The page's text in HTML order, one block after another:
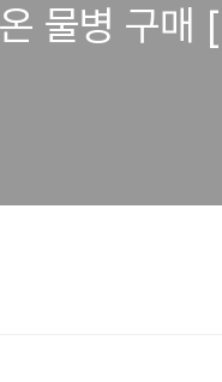
물병 구